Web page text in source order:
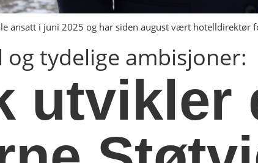
ansatt i juni 2025 og har siden august vært hotelldirektør
og tydelige ambisjoner:
utvikler